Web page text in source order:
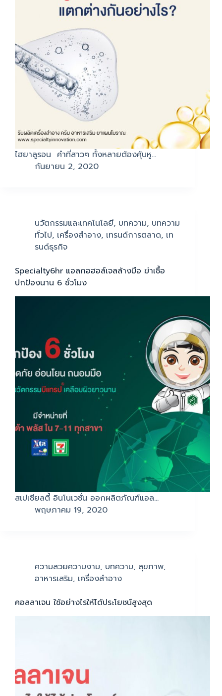
ไฮยาลูรอน คำที่สาวๆ ทั้งหลายต้องคุ้นหู…
กันยายน 2, 2020
นวัตกรรมและเทคโนโลยี, บทความ, บทความ
ทั่วไป, เครื่องสำอาง, เทรนด์การตลาด, เท
รนด์ธุรกิจ
Specialty6hr แอลกอฮอล์เจลล้างมือ ฆ่าเชื้อ
ปกป้องนาน 6 ชั่วโมง
สเปเชียลตี้ อินโนเวชั่น ออกผลิตภัณฑ์แอล…
พฤษภาคม 19, 2020
ความสวยความงาม, บทความ, สุขภาพ,
อาหารเสริม, เครื่องสำอาง
คอลลาเจน ใช้อย่างไรให้ได้ประโยชน์สูงสุด